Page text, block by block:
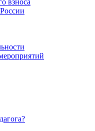
взноса